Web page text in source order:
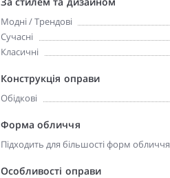
Модні / Трендові
Сучасні
Класичні
Конструкція оправи
Обідкові
Форма обличчя
Підходить для більшості форм обличчя
Особливості оправи